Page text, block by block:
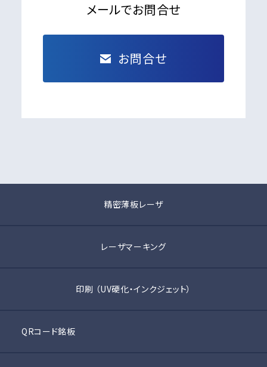
メールでお問合せ
お問合せ
精密薄板レーザ
レーザマーキング
印刷 （UV硬化・インクジェット）
QRコード銘板